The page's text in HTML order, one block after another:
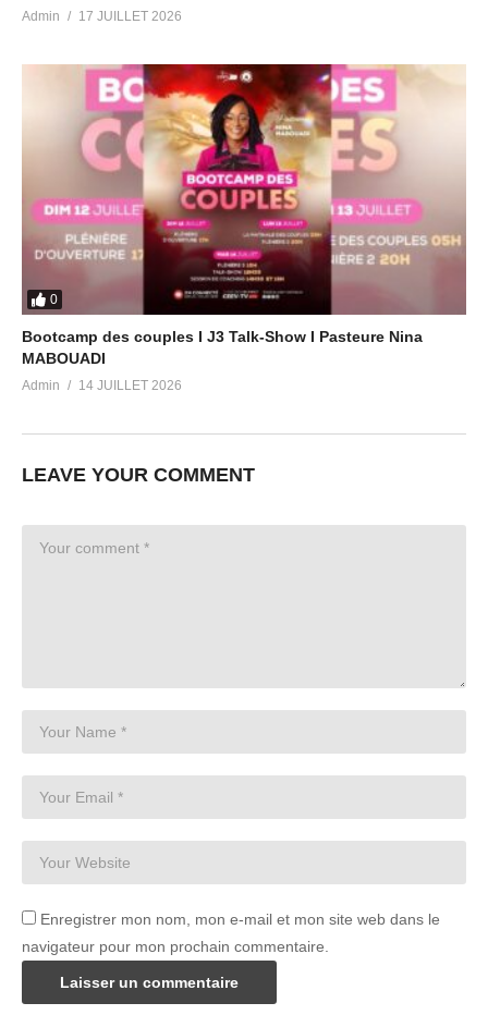
Admin 17 JUILLET 2026
0
Bootcamp des couples I J3 Talk-Show I Pasteure Nina
MABOUADI
Admin 14 JUILLET 2026
LEAVE YOUR COMMENT
Enregistrer mon nom, mon e-mail et mon site web dans le
navigateur pour mon prochain commentaire.